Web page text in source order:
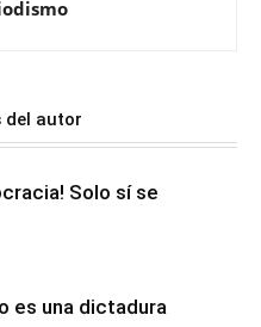
del autor
Solo sí se
es una dictadura